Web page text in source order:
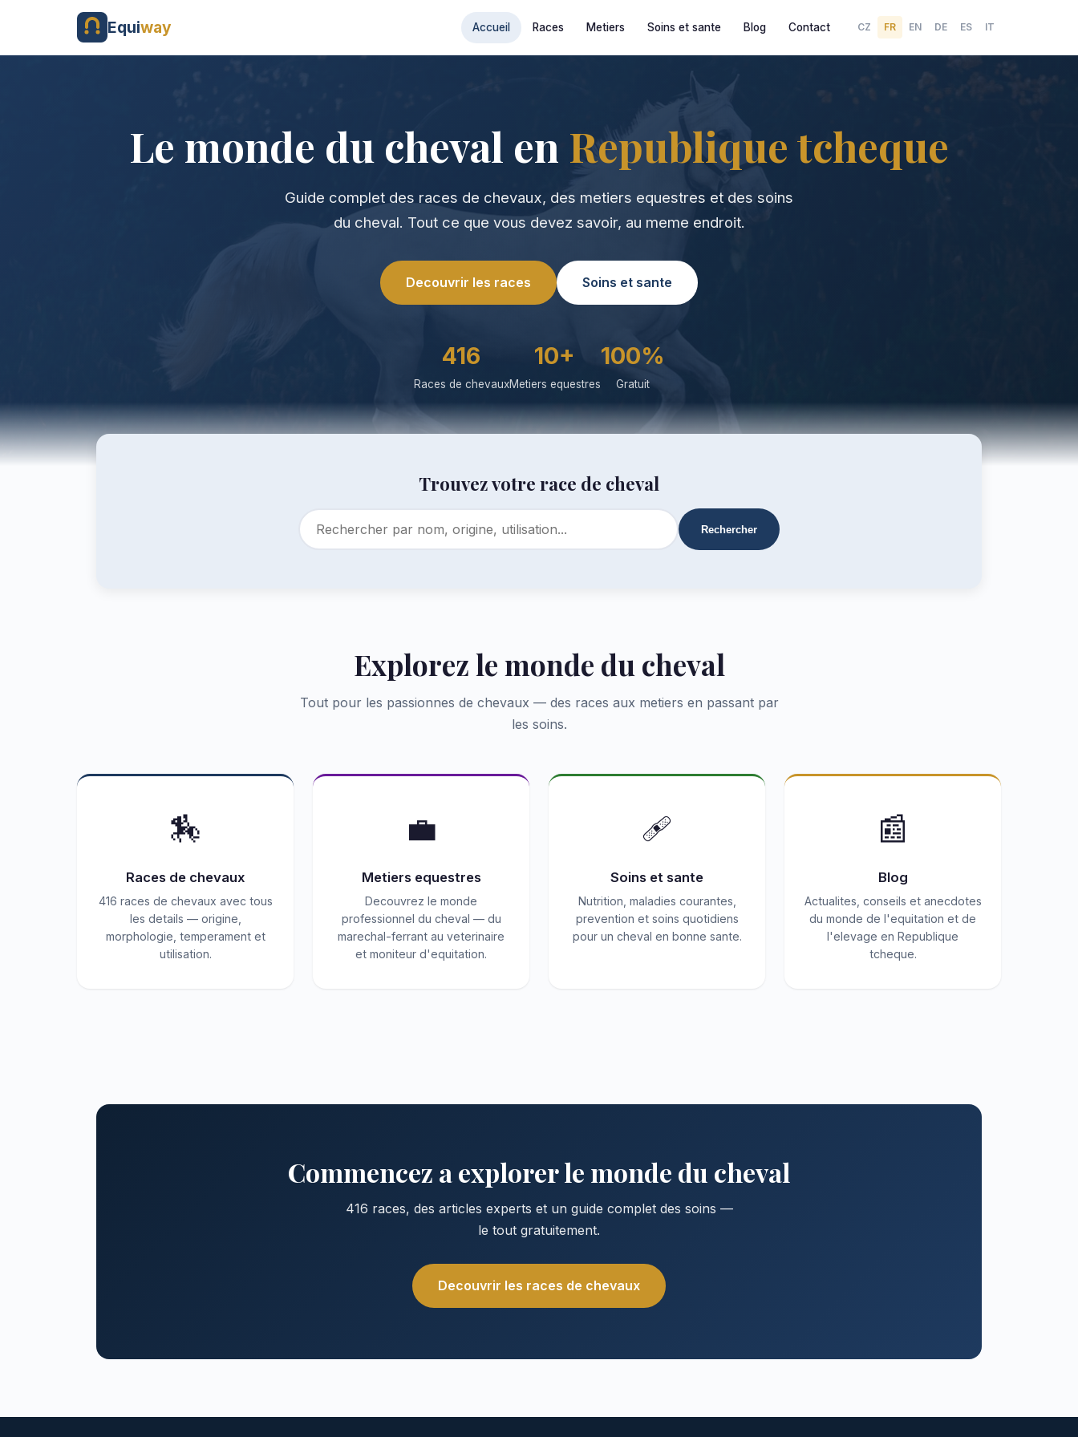
Equiway Accueil Races Metiers Soins et sante Blog Contact CZ FR EN DE ES IT
Le monde du cheval en Republique tcheque
Guide complet des races de chevaux, des metiers equestres et des soins
du cheval. Tout ce que vous devez savoir, au meme endroit.
Decouvrir les races Soins et sante
416
Races de chevaux
10+
Metiers equestres
100%
Gratuit
Trouvez votre race de cheval
Rechercher
Explorez le monde du cheval
Tout pour les passionnes de chevaux — des races aux metiers en passant par
les soins.
🏇
Races de chevaux
416 races de chevaux avec tous
les details — origine,
morphologie, temperament et
utilisation.
💼
Metiers equestres
Decouvrez le monde
professionnel du cheval — du
marechal-ferrant au veterinaire
et moniteur d'equitation.
🩹
Soins et sante
Nutrition, maladies courantes,
prevention et soins quotidiens
pour un cheval en bonne sante.
📰
Blog
Actualites, conseils et anecdotes
du monde de l'equitation et de
l'elevage en Republique
tcheque.
Commencez a explorer le monde du cheval
416 races, des articles experts et un guide complet des soins —
le tout gratuitement.
Decouvrir les races de chevaux